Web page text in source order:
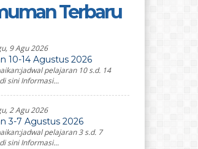
Terbaru
9 Agu 2026
10-14 Agustus 2026
pelajaran 10 s.d. 14
sini Informasi...
2 Agu 2026
3-7 Agustus 2026
pelajaran 3 s.d. 7
sini Informasi...